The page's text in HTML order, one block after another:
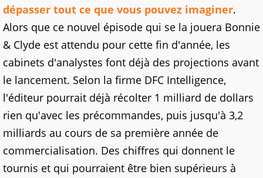
dépasser tout ce que vous pouvez imaginer.
Alors que ce nouvel épisode qui se la jouera Bonnie
& Clyde est attendu pour cette fin d'année, les
cabinets d'analystes font déjà des projections avant
le lancement. Selon la firme DFC Intelligence,
l'éditeur pourrait déjà récolter 1 milliard de dollars
rien qu'avec les précommandes, puis jusqu'à 3,2
milliards au cours de sa première année de
commercialisation. Des chiffres qui donnent le
tournis et qui pourraient être bien supérieurs à